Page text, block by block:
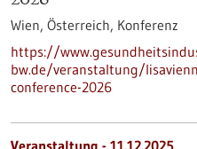
Wien, Österreich, Konferenz
https://
bw.de/veranstaltung/
conference-2026
Veranstaltung - 11.12.2025